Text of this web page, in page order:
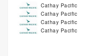
Cathay Pacific
Cathay Pacific
Cathay Pacific
Cathay Pacific